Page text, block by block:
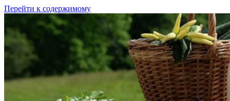
Перейти к содержимому